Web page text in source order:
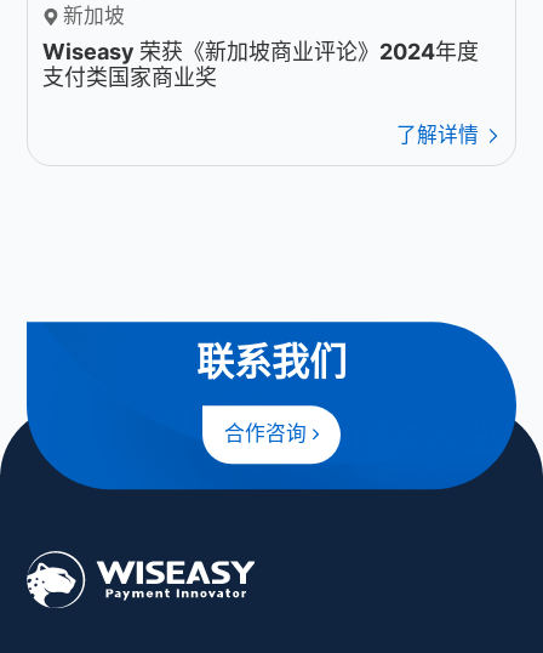
新加坡
Wiseasy 荣获《新加坡商业评论》2024年度
支付类国家商业奖
了解详情
联系我们
合作咨询